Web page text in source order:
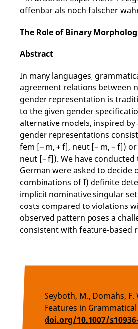
offenbar als noch falscher
The Role of Binary
Abstract
In many languages,
agreement relations between
gender representation is
to the given gender
alternative models, inspired
gender representations
fem [− m, + f], neut [− m, − f])
neut [− f]). We have
German were asked to
combinations of I) definite
implicit nominative singular
costs compared to violations
observed pattern poses a
consistent with feature-based
Seyboth, M., Domahs,
Features in
doi.org/10.1007/